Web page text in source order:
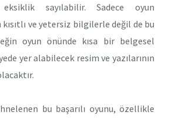
sayılabilir. Sadece oyun
ve yetersiz bilgilerle değil de bu
oyun önünde kısa bir belgesel
yer alabilecek resim ve yazılarının
bu başarılı oyunu, özellikle